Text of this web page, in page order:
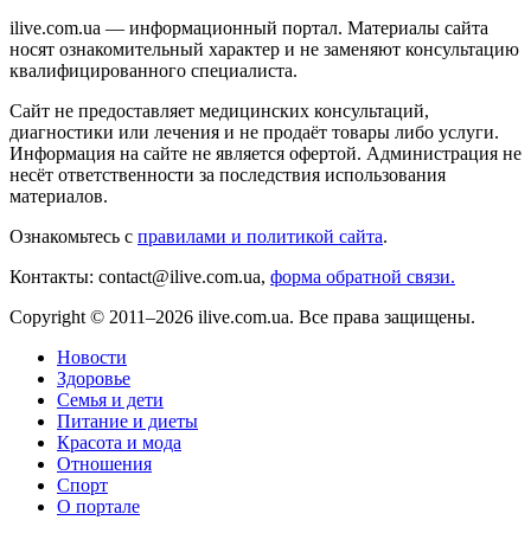
ilive.com.ua — информационный портал. Материалы сайта
носят ознакомительный характер и не заменяют консультацию
квалифицированного специалиста.
Сайт не предоставляет медицинских консультаций,
диагностики или лечения и не продаёт товары либо услуги.
Информация на сайте не является офертой. Администрация не
несёт ответственности за последствия использования
материалов.
Ознакомьтесь с правилами и политикой сайта.
Контакты: contact@ilive.com.ua, форма обратной связи.
Copyright © 2011–2026 ilive.com.ua. Все права защищены.
Новости
Здоровье
Семья и дети
Питание и диеты
Красота и мода
Отношения
Спорт
О портале